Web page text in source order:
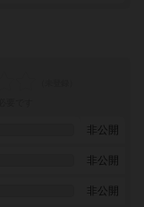
非公開
非公開
非公開